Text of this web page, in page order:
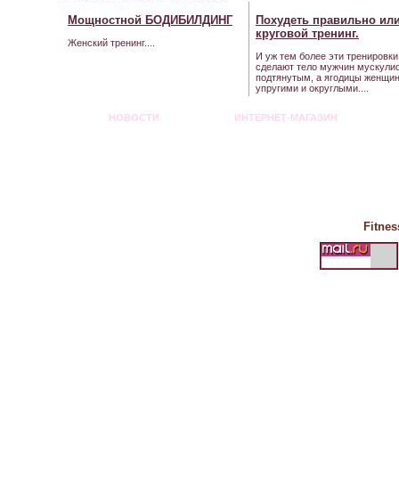
Мощностной БОДИБИЛДИНГ
Женский тренинг....
Похудеть правильно
круговой тренинг.
И уж тем более эти
сделают тело мужчин
подтянутым, а ягодицы
упругими и округлыми....
НОВОСТИ ИНТЕРНЕТ-МАГАЗИН